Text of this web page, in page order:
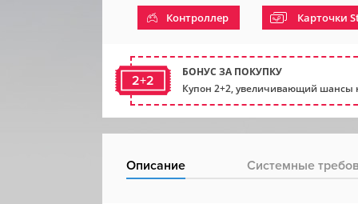
Контроллер Карточки
2+2
БОНУС ЗА ПОКУПКУ
Купон 2+2, увеличивающий шансы
Описание Системные